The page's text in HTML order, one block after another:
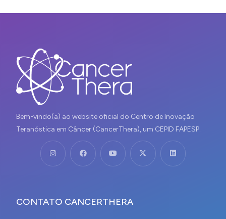
Bem-vindo(a) ao website oficial do Centro de Inovação
Teranóstica em Câncer (CancerThera), um CEPID FAPESP.
CONTATO CANCERTHERA